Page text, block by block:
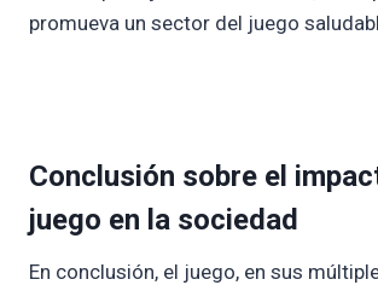
promueva un sector del juego
Conclusión sobre el
juego en la sociedad
En conclusión, el juego, en sus